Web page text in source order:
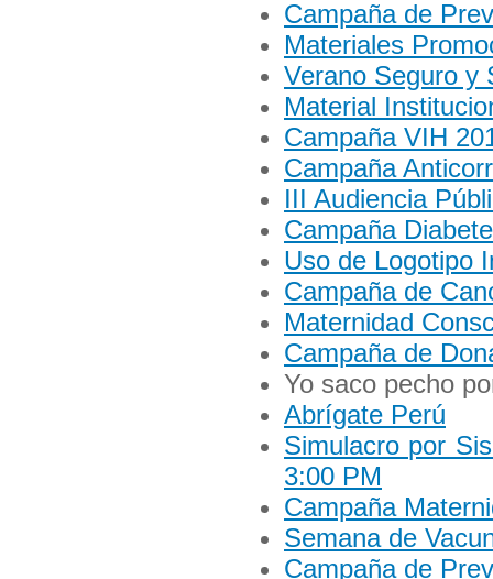
Campaña de
Materiales
Verano Seguro y
Material
Campaña VIH
Campaña
III Audiencia
Campaña
Uso de Logotipo
Campaña de
Maternidad
Campaña de
Yo saco pecho
Abrígate Perú
Simulacro por
3:00 PM
Campaña
Semana de
Campaña de